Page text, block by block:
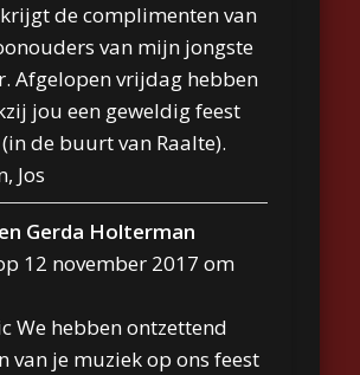
de complimenten van
van mijn jongste
Afgelopen vrijdag hebben
jou een geweldig feest
de buurt van Raalte).
Jos
Gerda Holterman
12 november 2017 om
We hebben ontzettend
van je muziek op ons feest